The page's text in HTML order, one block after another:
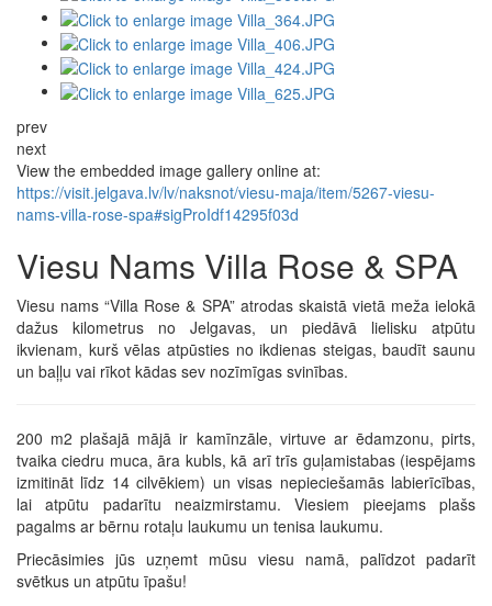
prev
next
View the embedded image gallery online at:
https://visit.jelgava.lv/lv/naksnot/viesu-maja/item/5267-viesu-
nams-villa-rose-spa#sigProIdf14295f03d
Viesu Nams Villa Rose & SPA
Viesu nams “Villa Rose & SPA” atrodas skaistā vietā meža ielokā
dažus kilometrus no Jelgavas, un piedāvā lielisku atpūtu
ikvienam, kurš vēlas atpūsties no ikdienas steigas, baudīt saunu
un baļļu vai rīkot kādas sev nozīmīgas svinības.
200 m2 plašajā mājā ir kamīnzāle, virtuve ar ēdamzonu, pirts,
tvaika ciedru muca, āra kubls, kā arī trīs guļamistabas (iespējams
izmitināt līdz 14 cilvēkiem) un visas nepieciešamās labierīcības,
lai atpūtu padarītu neaizmirstamu. Viesiem pieejams plašs
pagalms ar bērnu rotaļu laukumu un tenisa laukumu.
Priecāsimies jūs uzņemt mūsu viesu namā, palīdzot padarīt
svētkus un atpūtu īpašu!